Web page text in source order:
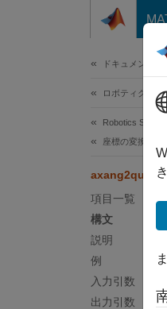
コンテンツへスキップ
ドキュメンテー
ロボティクスお
Robotics System
座標の変換
axang2quat
項目一覧
構文
説明
例
入力引数
出力引数